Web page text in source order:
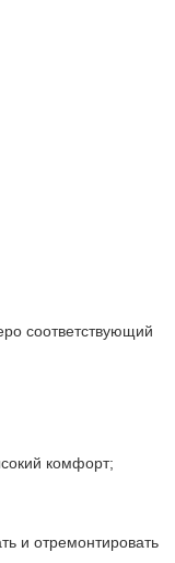
соответствующий
комфорт;
и отремонтировать